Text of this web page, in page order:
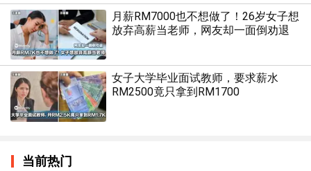
月薪RM7000也不想做了！26岁女子想
放弃高薪当老师，网友却一面倒劝退
女子大学毕业面试教师，要求薪水
RM2500竟只拿到RM1700
当前热门